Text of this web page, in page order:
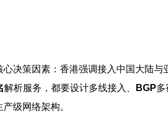
心决策因素：香港强调接入中国大陆
解析服务，都要设计多线接入、 BGP多
级网络架构。